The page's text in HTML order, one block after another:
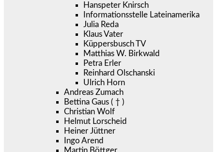
Hanspeter Knirsch
Informationsstelle Lateinamerika
Julia Reda
Klaus Vater
Küppersbusch TV
Matthias W. Birkwald
Petra Erler
Reinhard Olschanski
Ulrich Horn
Andreas Zumach
Bettina Gaus ( † )
Christian Wolf
Helmut Lorscheid
Heiner Jüttner
Ingo Arend
Martin Böttger